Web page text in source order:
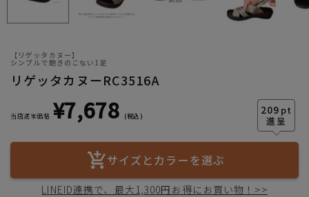
【リゲッタカヌー】
シンプルで飽きのこない1足
リゲッタカヌーRC3516A
209 pt
当店通常価格 ¥7,678 税込
サイズとカラーを選ぶ
LINEID連携で、最大1,300円お得にお買い物！>>
ヒールの高さ
絞り込んで検索する